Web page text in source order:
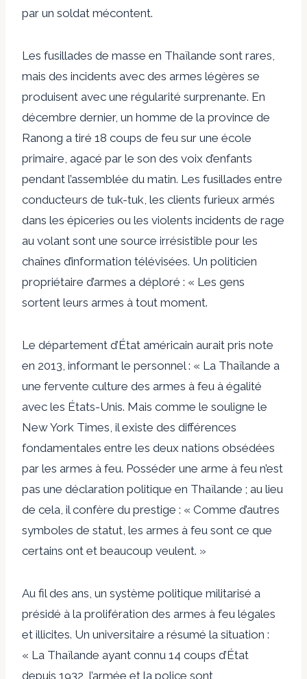
par un soldat mécontent.
Les fusillades de masse en Thaïlande sont rares,
mais des incidents avec des armes légères se
produisent avec une régularité surprenante. En
décembre dernier, un homme de la province de
Ranong a tiré 18 coups de feu sur une école
primaire, agacé par le son des voix d’enfants
pendant l’assemblée du matin. Les fusillades entre
conducteurs de tuk-tuk, les clients furieux armés
dans les épiceries ou les violents incidents de rage
au volant sont une source irrésistible pour les
chaînes d’information télévisées. Un politicien
propriétaire d’armes a déploré : « Les gens
sortent leurs armes à tout moment.
Le département d’État américain aurait pris note
en 2013, informant le personnel : « La Thaïlande a
une fervente culture des armes à feu à égalité
avec les États-Unis. Mais comme le souligne le
New York Times, il existe des différences
fondamentales entre les deux nations obsédées
par les armes à feu. Posséder une arme à feu n’est
pas une déclaration politique en Thaïlande ; au lieu
de cela, il confère du prestige : « Comme d’autres
symboles de statut, les armes à feu sont ce que
certains ont et beaucoup veulent. »
Au fil des ans, un système politique militarisé a
présidé à la prolifération des armes à feu légales
et illicites. Un universitaire a résumé la situation :
« La Thaïlande ayant connu 14 coups d’État
depuis 1932, l’armée et la police sont